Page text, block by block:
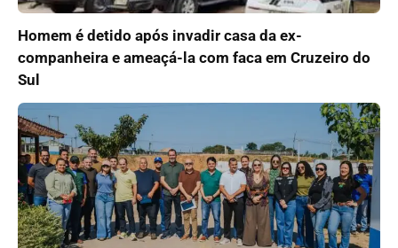
Homem é detido após invadir casa da ex-
companheira e ameaçá-la com faca em Cruzeiro do
Sul